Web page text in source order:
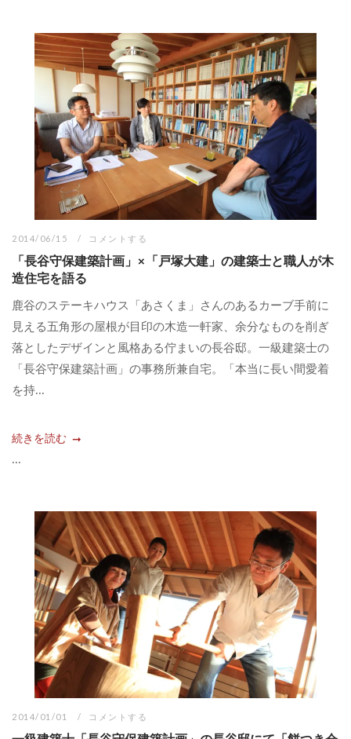
2014/06/15 コメントする
「長谷守保建築計画」×「戸塚大建」の建築士と職人が木
造住宅を語る
鹿谷のステーキハウス「あさくま」さんのあるカーブ手前に
見える五角形の屋根が目印の木造一軒家、余分なものを削ぎ
落としたデザインと風格ある佇まいの長谷邸。一級建築士の
「長谷守保建築計画」の事務所兼自宅。「本当に長い間愛着
を持...
続きを読む
...
2014/01/01 コメントする